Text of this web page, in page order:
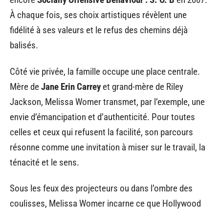
À chaque fois, ses choix artistiques révèlent une
fidélité à ses valeurs et le refus des chemins déjà
balisés.
Côté vie privée, la famille occupe une place centrale.
Mère deJane Erin Carreyet grand-mère de Riley
Jackson, Melissa Womer transmet, par l’exemple, une
envie d’émancipation et d’authenticité. Pour toutes
celles et ceux qui refusent la facilité, son parcours
résonne comme une invitation à miser sur le travail, la
ténacité et le sens.
Sous les feux des projecteurs ou dans l’ombre des
coulisses, Melissa Womer incarne ce que Hollywood